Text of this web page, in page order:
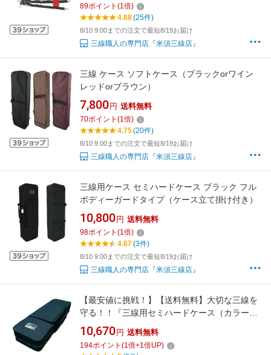
89ポイント (1倍)
4.88(25件)
8/10 9:00までの注文で最短8/19お届け
三線職人の専門店『米須三線店』
三線 ケース ソフトケース（ブラックorワイン
レッドorブラウン）
7,800 円 送料無料
70ポイント (1倍)
4.75(20件)
8/10 9:00までの注文で最短8/19お届け
三線職人の専門店『米須三線店』
三線用ケース セミハードケース ブラック フル
ボディーガードタイプ（ケース立て掛け付き）
10,800 円 送料無料
98ポイント (1倍)
4.67(3件)
8/10 9:00までの注文で最短8/19お届け
三線職人の専門店『米須三線店』
【最安値に挑戦！】【送料無料】大切な三線を
守る！！『三線用セミハードケース（カラー：
ブラック）♪』
10,670 円 送料無料
194ポイント (1倍+1倍UP)